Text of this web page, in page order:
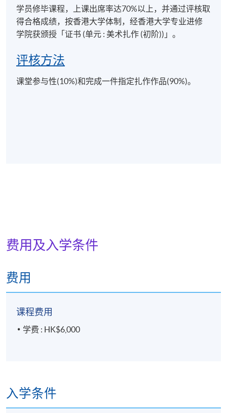
趣的人士参与这门工艺。「扎作」於近年被列入香港
非物质文化遗产名录，并受到各界重视，自 2012起，
许师傅与不同的机构和艺术家合作，利用传统手艺制
置艺术，不少作品曾被送往澳洲金龙博物馆、美国亚
洲艺术博物馆、韩国东大门设计广场、上海市群众艺
术馆、北京恭王府等作展览。2022年起，许师傅应邀
学员修毕课程，上课出席率达70%以上，并通过评核取
得合格成绩，按香港大学体制，经香港大学专业进修
学院获颁授「证书 (单元 : 美术扎作 (初阶))」。
评核方法
课堂参与性(10%)和完成一件指定扎作作品(90%)。
费用及入学条件
费用
课程费用
学费 : HK$6,000
入学条件